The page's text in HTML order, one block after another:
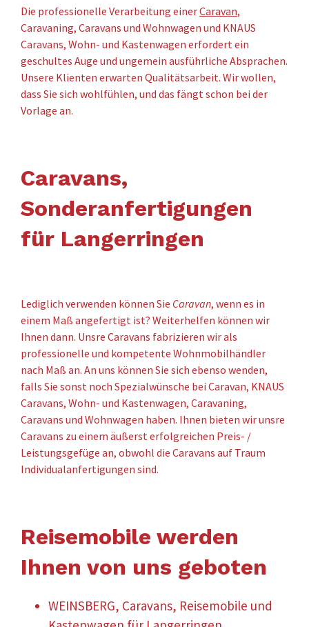
Die professionelle Verarbeitung einerCaravan,
Caravaning, Caravans und Wohnwagen und KNAUS
Caravans, Wohn- und Kastenwagen erfordert ein
geschultes Auge und ungemein ausführliche Absprachen.
Unsere Klienten erwarten Qualitätsarbeit. Wir wollen,
dass Sie sich wohlfühlen, und das fängt schon bei der
Vorlage an.
Caravans,
Sonderanfertigungen
für Langerringen
Lediglich verwenden können Sie Caravan, wenn es in
einem Maß angefertigt ist? Weiterhelfen können wir
Ihnen dann. Unsre Caravans fabrizieren wir als
professionelle und kompetente Wohnmobilhändler
nach Maß an. An uns können Sie sich ebenso wenden,
falls Sie sonst noch Spezialwünsche bei Caravan, KNAUS
Caravans, Wohn- und Kastenwagen, Caravaning,
Caravans und Wohnwagen haben. Ihnen bieten wir unsre
Caravans zu einem äußerst erfolgreichen Preis- /
Leistungsgefüge an, obwohl die Caravans auf Traum
Individualanfertigungen sind.
Reisemobile werden
Ihnen von uns geboten
WEINSBERG, Caravans, Reisemobile und